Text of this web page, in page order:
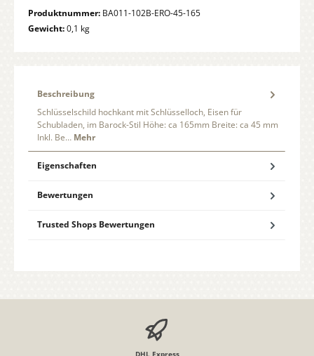
Produktnummer: BA011-102B-ERO-45-165
Gewicht:0,1 kg
Beschreibung
Schlüsselschild hochkant mit Schlüsselloch, Eisen für
Schubladen, im Barock-Stil Höhe: ca 165mm Breite: ca 45 mm
Inkl. Be… Mehr
Eigenschaften
Bewertungen
Trusted Shops Bewertungen
DHL Express